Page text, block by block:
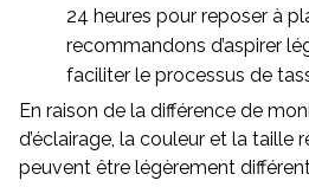
24 heures pour reposer à
recommandons d’aspirer
faciliter le processus de
En raison de la différence de
d’éclairage, la couleur et la taille
peuvent être légèrement